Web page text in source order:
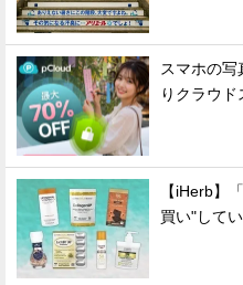
スマホの写
りクラウド
【iHerb】
買い"して